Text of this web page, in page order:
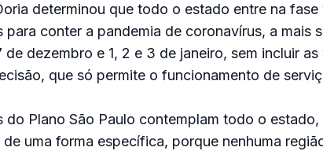
determinou que todo o estado entre na fase
para conter a pandemia de coronavírus, a mais
dezembro e 1, 2 e 3 de janeiro, sem incluir
que só permite o funcionamento de
do Plano São Paulo contemplam todo o estado,
uma forma específica, porque nenhuma